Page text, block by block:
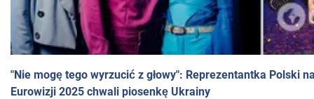
"Nie mogę tego wyrzucić z głowy": Reprezentantka Polski
Eurowizji 2025 chwali piosenkę Ukrainy